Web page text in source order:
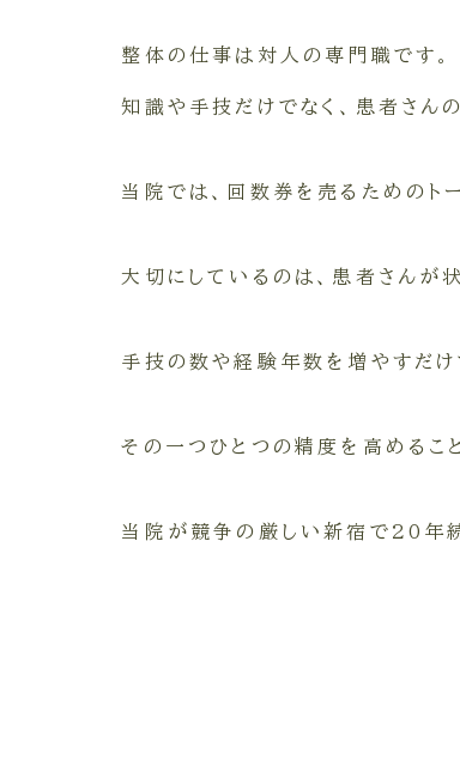
整体の仕事は対人の専門職です。
知識や手技だけでなく、患者さん
当院では、回数券を売るためのト
大切にしているのは、患者さんが
手技の数や経験年数を増やすだけ
その一つひとつの精度を高めるこ
当院が競争の厳しい新宿で20年